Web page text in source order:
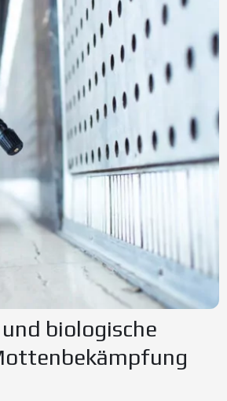
biologische